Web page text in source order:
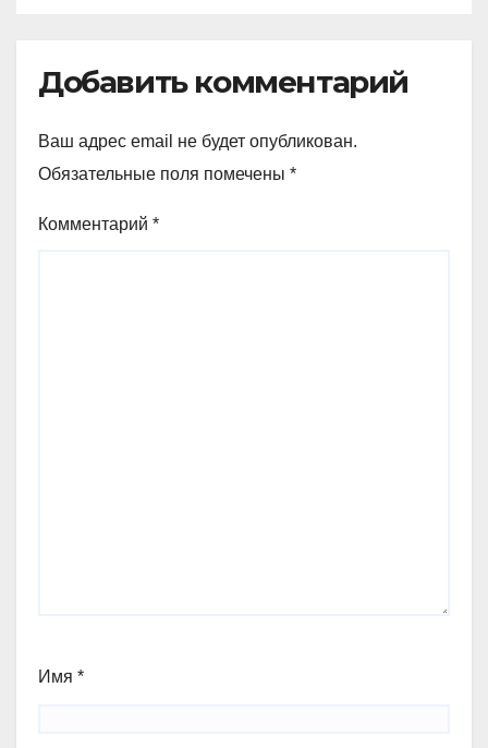
Добавить комментарий
Ваш адрес email не будет опубликован.
Обязательные поля помечены *
Комментарий *
Имя *